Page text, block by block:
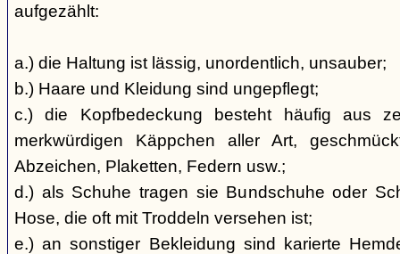
aufgezählt:
a.) die Haltung ist lässig, unordentlich, unsauber;
b.) Haare und Kleidung sind ungepflegt;
c.) die Kopfbedeckung besteht häufig aus
merkwürdigen Käppchen aller Art,
Abzeichen, Plaketten, Federn usw.;
d.) als Schuhe tragen sie Bundschuhe oder
Hose, die oft mit Troddeln versehen ist;
e.) an sonstiger Bekleidung sind karierte